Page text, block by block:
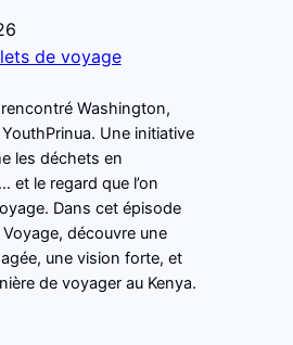
de voyage
rencontré Washington,
Une initiative
les déchets en
et le regard que l’on
Dans cet épisode
découvre une
une vision forte, et
de voyager au Kenya.